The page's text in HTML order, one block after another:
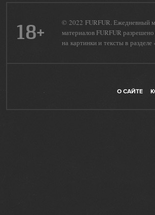
18+
© 2022 FURFUR. Ежедневный
материалов FURFUR разрешено
на картинки и тексты в
О САЙТЕ